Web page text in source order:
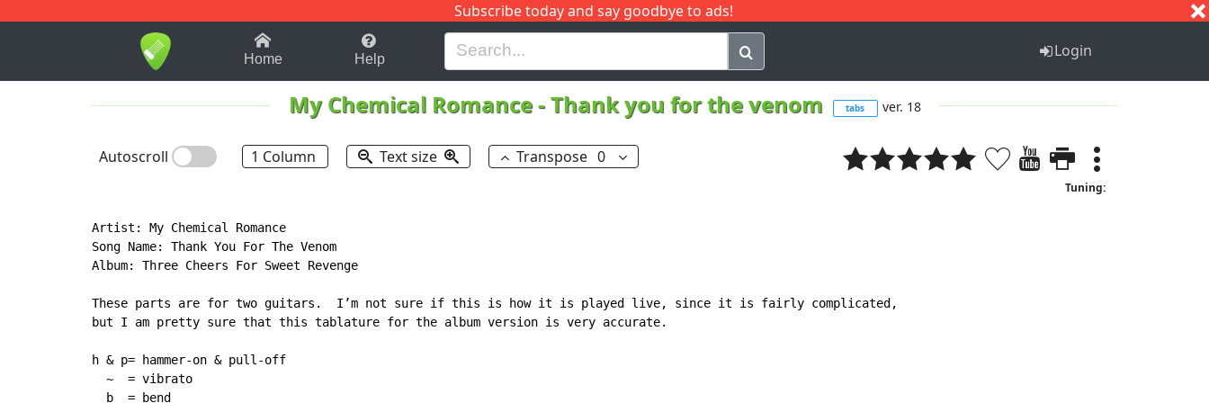
Subscribe today and say goodbye to ads!
1-9 B H I J Q
Home Help Login
My Chemical Romance-Thank you for the venom tabs ver. 18
Autoscroll 1 Column Text size Transpose 0
Tuning:
Artist: My Chemical Romance
Song Name: Thank You For The Venom
Album: Three Cheers For Sweet Revenge
These parts are for two guitars.  I’m not sure if this is how it is played live, since it is fairly complicated,
but I am pretty sure that this tablature for the album version is very accurate.
h & p= hammer-on & pull-off
~
  = vibrato
  b  = bend